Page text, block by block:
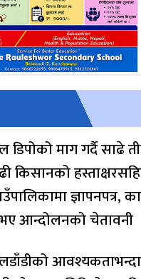
डिपोको माग गर्दै साढे
किसानको
ज्ञापनपत्र,
आन्दोलनको चेतावनी